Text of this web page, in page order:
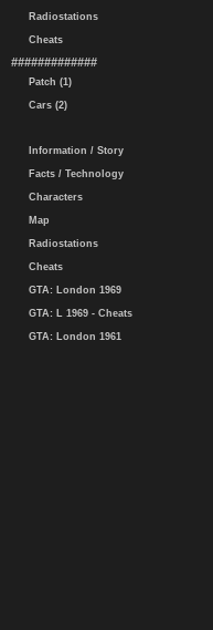
Radiostations
Cheats
#############
Patch (1)
Cars (2)
Information / Story
Facts / Technology
Characters
Map
Radiostations
Cheats
GTA: London 1969
GTA: L 1969 - Cheats
GTA: London 1961